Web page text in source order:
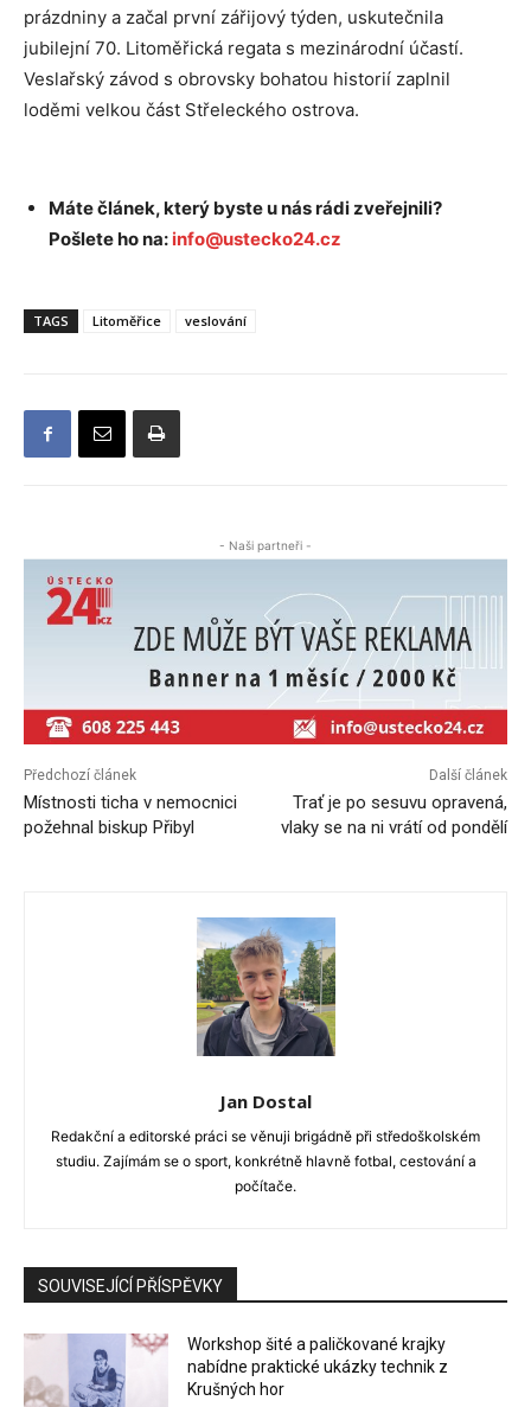
prázdniny a začal první zářijový týden, uskutečnila
jubilejní 70. Litoměřická regata s mezinárodní účastí.
Veslařský závod s obrovsky bohatou historií zaplnil
loděmi velkou část Střeleckého ostrova.
Máte článek, který byste u nás rádi zveřejnili?
Pošlete ho na: info@ustecko24.cz
TAGS Litoměřice veslování
- Naši partneři -
Předchozí článek
Místnosti ticha v nemocnici
požehnal biskup Přibyl
Další článek
Trať je po sesuvu opravená,
vlaky se na ni vrátí od pondělí
Jan Dostal
Redakční a editorské práci se věnuji brigádně při středoškolském
studiu. Zajímám se o sport, konkrétně hlavně fotbal, cestování a
počítače.
SOUVISEJÍCÍ PŘÍSPĚVKY
Workshop šité a paličkované krajky
nabídne praktické ukázky technik z
Krušných hor